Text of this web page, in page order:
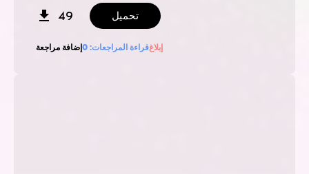
49 تحميل
إضافة مراجعة قراءة المراجعات: 0 إبلاغ